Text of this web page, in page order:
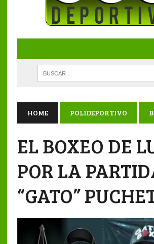
HOME POLIDEPORTIVO
EL BOXEO DE
POR LA
“GATO”